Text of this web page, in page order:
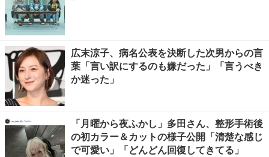
広末涼子、病名公表を決断した次男からの言
葉「言い訳にするのも嫌だった」「言うべき
か迷った」
「月曜から夜ふかし」多田さん、整形手術後
の初カラー＆カットの様子公開「清楚な感じ
で可愛い」「どんどん回復してきてる」